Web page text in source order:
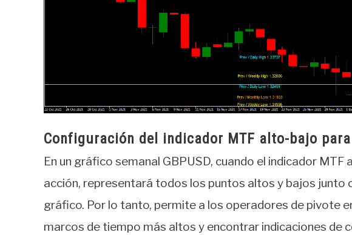
Configuración del indicador MTF alto-bajo
En un gráfico semanal GBPUSD, cuando el indicador
acción, representará todos los puntos altos y bajos junto
gráfico. Por lo tanto, permite a los operadores de pivote
marcos de tiempo más altos y encontrar indicaciones de